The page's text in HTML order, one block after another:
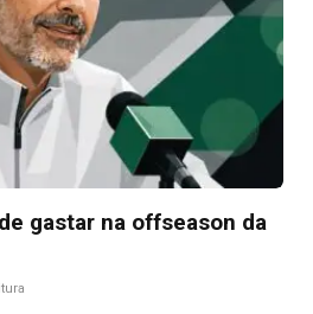
gastar na offseason da